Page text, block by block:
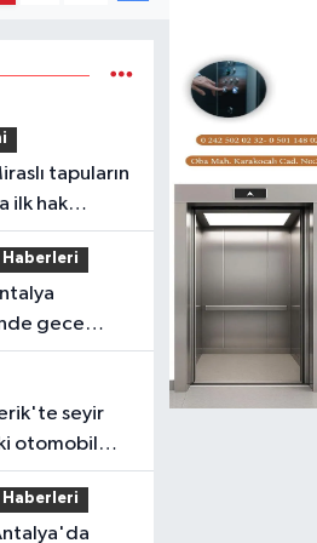
ilk hak
olacak
Haberleri
gece
bin kişiyi
otomobil
Haberleri